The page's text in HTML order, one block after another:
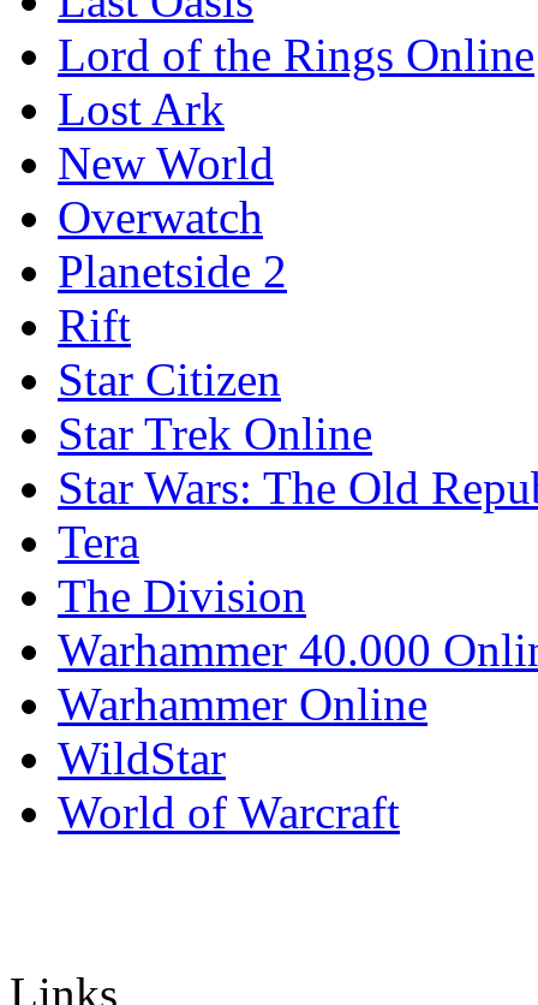
Lord of the Rings Online
Lost Ark
New World
Overwatch
Planetside 2
Rift
Star Citizen
Star Trek Online
Star Wars: The Old
Tera
The Division
Warhammer 40.000
Warhammer Online
WildStar
World of Warcraft
Links